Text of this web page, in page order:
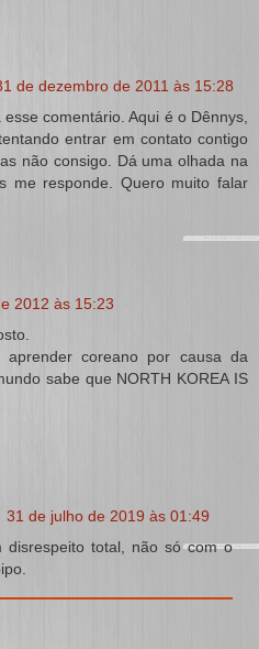
de dezembro de 2011 às 15:28
comentário. Aqui é o Dênnys,
entrar em contato contigo
não consigo. Dá uma olhada na
me responde. Quero muito falar
2012 às 15:23
coreano por causa da
sabe que NORTH KOREA IS
31 de julho de 2019 às 01:49
disrespeito total, não só com o